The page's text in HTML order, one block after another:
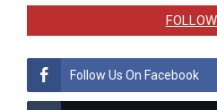
Follow Us On Facebook